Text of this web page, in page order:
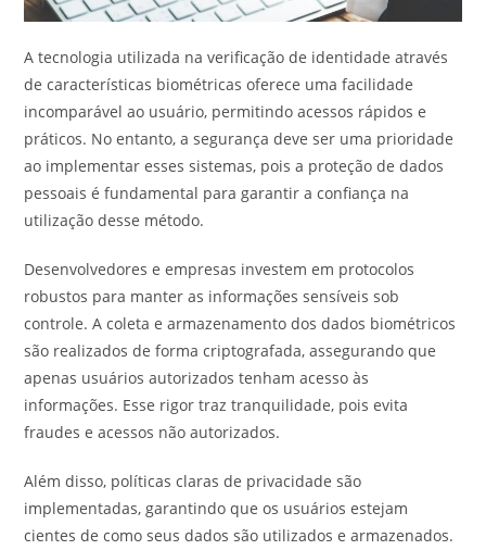
A tecnologia utilizada na verificação de identidade através
de características biométricas oferece uma facilidade
incomparável ao usuário, permitindo acessos rápidos e
práticos. No entanto, a segurança deve ser uma prioridade
ao implementar esses sistemas, pois a proteção de dados
pessoais é fundamental para garantir a confiança na
utilização desse método.
Desenvolvedores e empresas investem em protocolos
robustos para manter as informações sensíveis sob
controle. A coleta e armazenamento dos dados biométricos
são realizados de forma criptografada, assegurando que
apenas usuários autorizados tenham acesso às
informações. Esse rigor traz tranquilidade, pois evita
fraudes e acessos não autorizados.
Além disso, políticas claras de privacidade são
implementadas, garantindo que os usuários estejam
cientes de como seus dados são utilizados e armazenados.